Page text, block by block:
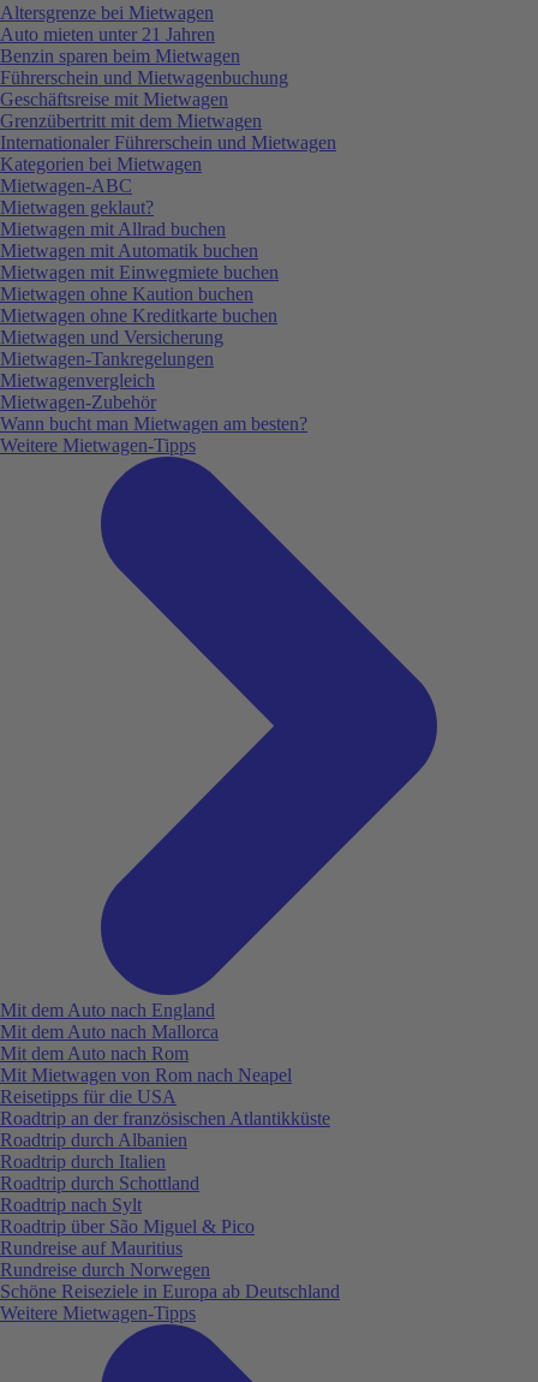
Altersgrenze bei Mietwagen
Auto mieten unter 21 Jahren
Benzin sparen beim Mietwagen
Führerschein und Mietwagenbuchung
Geschäftsreise mit Mietwagen
Grenzübertritt mit dem Mietwagen
Internationaler Führerschein und Mietwagen
Kategorien bei Mietwagen
Mietwagen-ABC
Mietwagen geklaut?
Mietwagen mit Allrad buchen
Mietwagen mit Automatik buchen
Mietwagen mit Einwegmiete buchen
Mietwagen ohne Kaution buchen
Mietwagen ohne Kreditkarte buchen
Mietwagen und Versicherung
Mietwagen-Tankregelungen
Mietwagenvergleich
Mietwagen-Zubehör
Wann bucht man Mietwagen am besten?
Weitere Mietwagen-Tipps
Mit dem Auto nach England
Mit dem Auto nach Mallorca
Mit dem Auto nach Rom
Mit Mietwagen von Rom nach Neapel
Reisetipps für die USA
Roadtrip an der französischen Atlantikküste
Roadtrip durch Albanien
Roadtrip durch Italien
Roadtrip durch Schottland
Roadtrip nach Sylt
Roadtrip über São Miguel & Pico
Rundreise auf Mauritius
Rundreise durch Norwegen
Schöne Reiseziele in Europa ab Deutschland
Weitere Mietwagen-Tipps